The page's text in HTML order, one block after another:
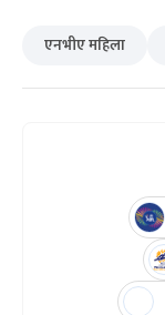
एनभीए महिला